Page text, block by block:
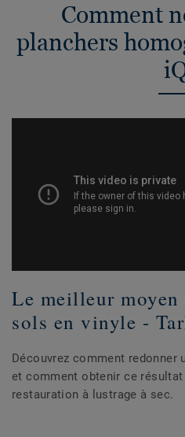
Comment
planchers
Le meilleur moyen
sols en vinyle -
Découvrez comment redonner
et comment obtenir ce
restauration à lustrage à sec.